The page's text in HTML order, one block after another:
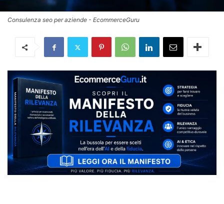
Consulenza seo per aziende - EcommerceGuru